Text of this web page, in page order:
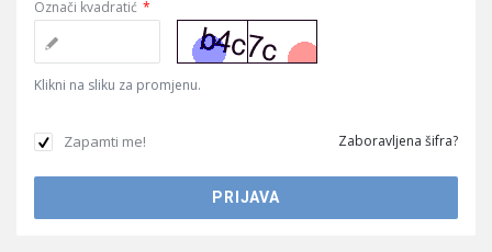
Označi kvadratić *
Klikni na sliku za promjenu.
Zapamti me! Zaboravljena šifra?